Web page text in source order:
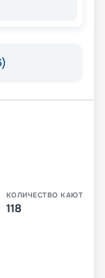
КОЛИЧЕСТВО КАЮТ
118